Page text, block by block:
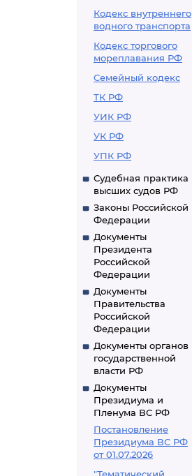
Кодекс внутреннего
водного транспорта
Кодекс торгового
мореплавания РФ
Семейный кодекс
ТК РФ
УИК РФ
УК РФ
УПК РФ
Судебная практика
высших судов РФ
Законы Российской
Федерации
Документы
Президента
Российской
Федерации
Документы
Правительства
Российской
Федерации
Документы органов
государственной
власти РФ
Документы
Президиума и
Пленума ВС РФ
Постановление
Президиума ВС РФ
от 01.07.2026